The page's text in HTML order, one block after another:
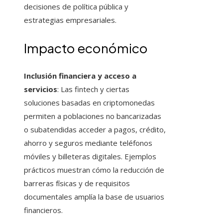
decisiones de política pública y
estrategias empresariales.
Impacto económico
Inclusión financiera y acceso a
servicios: Las fintech y ciertas
soluciones basadas en criptomonedas
permiten a poblaciones no bancarizadas
o subatendidas acceder a pagos, crédito,
ahorro y seguros mediante teléfonos
móviles y billeteras digitales. Ejemplos
prácticos muestran cómo la reducción de
barreras físicas y de requisitos
documentales amplía la base de usuarios
financieros.